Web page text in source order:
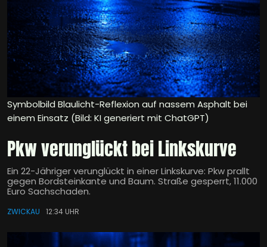
Symbolbild Blaulicht-Reflexion auf nassem Asphalt bei
einem Einsatz (Bild: KI generiert mit ChatGPT)
Pkw verunglückt bei Linkskurve
Ein 22-Jähriger verunglückt in einer Linkskurve: Pkw prallt
gegen Bordsteinkante und Baum. Straße gesperrt, 11.000
Euro Sachschaden.
ZWICKAU 12:34 UHR